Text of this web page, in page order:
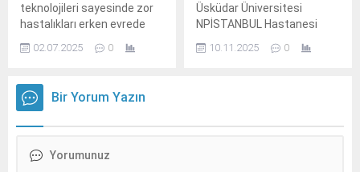
teknolojileri sayesinde zor
hastalıkları erken evrede
kolaylaşıyor.
02.07.2025 0
Üsküdar Üniversitesi
NPİSTANBUL Hastanesi
Özgenur Taşkın, alışveriş
10.11.2025 0
Bir Yorum Yazın